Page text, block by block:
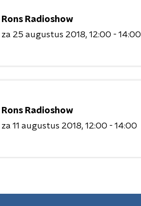
Rons Radioshow
za 25 augustus 2018 12:00 - 14:00
Rons Radioshow
za 11 augustus 2018 12:00 - 14:00